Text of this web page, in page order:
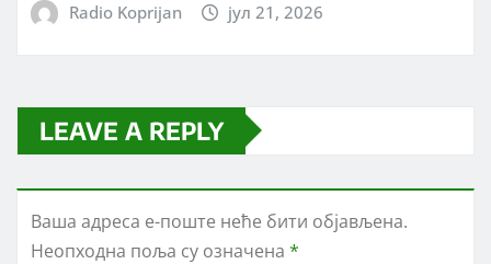
Radio Koprijan јул 21, 2026
LEAVE A REPLY
Ваша адреса е-поште неће бити објављена.
Неопходна поља су означена *